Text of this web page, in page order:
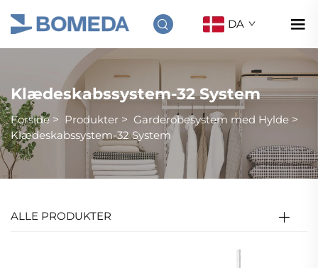
DA
Klædeskabssystem-32 System
Forside > Produkter > Garderobesystem med Hylde >
Klædeskabssystem-32 System
ALLE PRODUKTER